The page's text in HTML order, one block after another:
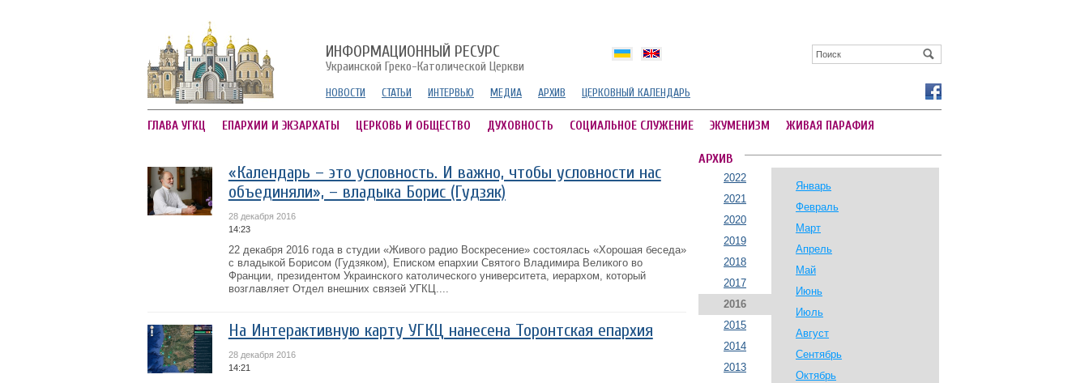
ИНФОРМАЦИОННЫЙ РЕСУРС
Украинской Греко-Католической Церкви
НОВОСТИ СТАТЬИ ИНТЕРВЬЮ МЕДИА АРХИВ ЦЕРКОВНЫЙ КАЛЕНДАРЬ
ГЛАВА УГКЦ ЕПАРХИИ И ЭКЗАРХАТЫ ЦЕРКОВЬ И ОБЩЕСТВО ДУХОВНОСТЬ СОЦИАЛЬНОЕ СЛУЖЕНИЕ ЭКУМЕНИЗМ ЖИВАЯ ПАРАФИЯ
«Календарь – это условность. И важно, чтобы условности нас
объединяли», – владыка Борис (Гудзяк)
28 декабря 2016
14:23
22 декабря 2016 года в студии «Живого радио Воскресение» состоялась «Хорошая беседа»
с владыкой Борисом (Гудзяком), Еписком епархии Святого Владимира Великого во
Франции, президентом Украинского католического университета, иерархом, который
возглавляет Отдел внешних связей УГКЦ....
На Интерактивную карту УГКЦ нанесена Торонтская епархия
28 декабря 2016
14:21
АРХИВ
2022
2021
2020
2019
2018
2017
2016
2015
2014
2013
Январь
Февраль
Март
Апрель
Май
Июнь
Июль
Август
Сентябрь
Октябрь